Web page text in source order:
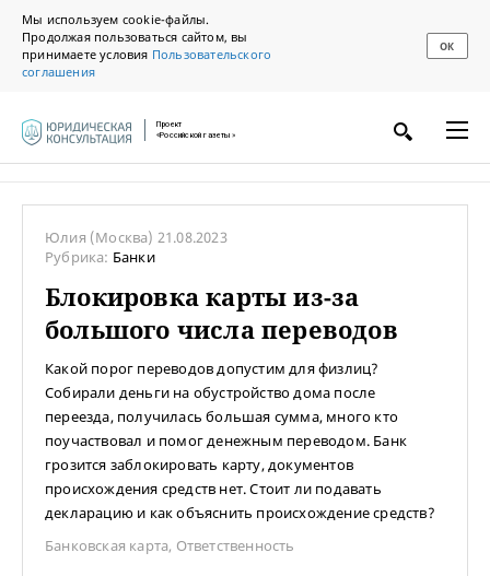
Мы используем cookie-файлы.
Продолжая пользоваться сайтом, вы
принимаете условия Пользовательского
соглашения
ОК
Проект
«Российской газеты»
Юлия (Москва) 21.08.2023
Рубрика: Банки
Блокировка карты из-за
большого числа переводов
Какой порог переводов допустим для физлиц?
Собирали деньги на обустройство дома после
переезда, получилась большая сумма, много кто
поучаствовал и помог денежным переводом. Банк
грозится заблокировать карту, документов
происхождения средств нет. Стоит ли подавать
декларацию и как объяснить происхождение средств?
Банковская карта, Ответственность